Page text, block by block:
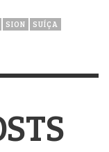
SION
SUÍÇA